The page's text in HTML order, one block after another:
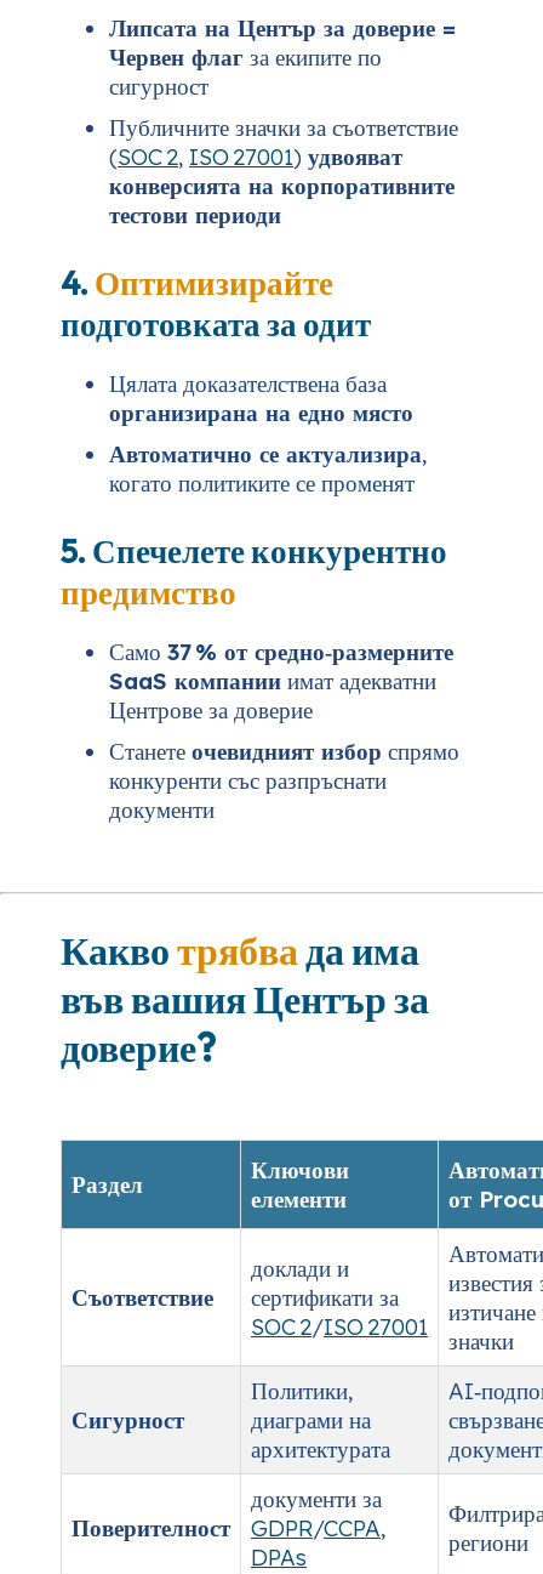
Липсата на Център за доверие =
Червен флаг за екипите по
сигурност
Публичните значки за съответствие
(SOC 2, ISO 27001) удвояват
конверсията на корпоративните
тестови периоди
4. Оптимизирайте
подготовката за одит
Цялата доказателствена база
организирана на едно място
Автоматично се актуализира,
когато политиките се променят
5. Спечелете конкурентно
предимство
Само 37 % от средно‑размерните
SaaS компании имат адекватни
Центрове за доверие
Станете очевидният избор спрямо
конкуренти със разпръснати
документи
Каквотрябвада има
във вашия Център за
доверие?
Раздел
Ключови
елементи
от
Съответствие
доклади и
сертификати за
SOC 2/ISO 27001
известия
изтичане
значки
Сигурност
Политики,
диаграми на
архитектурата
Поверителност
документи за
GDPR/CCPA,
DPAs
региони